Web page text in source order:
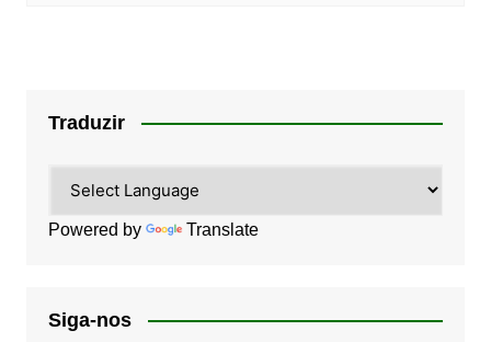
Traduzir
Powered by Translate
Siga-nos